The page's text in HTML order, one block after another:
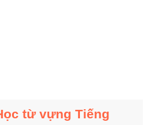
từ vựng Tiếng